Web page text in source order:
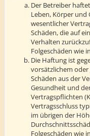
Der Betreiber
Leben, Körper und
wesentlicher
Schäden, die auf
Verhalten
Folgeschäden wie
Die Haftung ist
vorsätzlichem
Schäden aus der
Gesundheit und
Vertragspflichten
Vertragsschluss
im übrigen der
Folgeschäden wie